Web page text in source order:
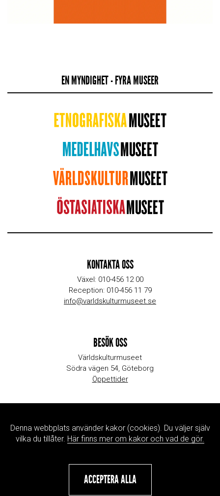
Denna webbplats använder kakor (cookies). Du väljer själv
vilka du tillåter. Här finns mer om kakor och vad de gör.
ACCEPTERA ALLA
EN MYNDIGHET - FYRA MUSEER
KONTAKTA OSS
Växel: 010-456 12 00
Reception: 010-456 11 79
info@varldskulturmuseet.se
BESÖK OSS
Världskulturmuseet
Södra vägen 54, Göteborg
Öppettider
WEBBPLATSINFORMATION
Kontaktinformation